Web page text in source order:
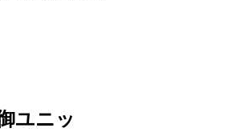
ユニッ